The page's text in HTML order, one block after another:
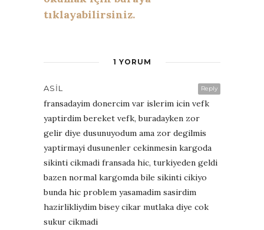
tıklayabilirsiniz.
1 YORUM
Reply
ASIL
fransadayim donercim var islerim icin vefk
yaptirdim bereket vefk, buradayken zor
gelir diye dusunuyodum ama zor degilmis
yaptirmayi dusunenler cekinmesin kargoda
sikinti cikmadi fransada hic, turkiyeden geldi
bazen normal kargomda bile sikinti cikiyo
bunda hic problem yasamadim sasirdim
hazirlikliydim bisey cikar mutlaka diye cok
sukur cikmadi